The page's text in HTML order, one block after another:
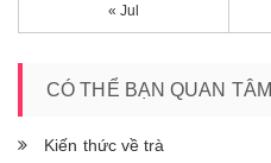
« Jul
CÓ THỂ BẠN QUAN TÂM
Kiến thức về trà